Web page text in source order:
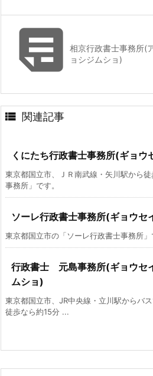
相京行政書士事務所(
ョシジムショ)
 関連記事
くにたち行政書士事務所(ギョウ
東京都国立市、ＪＲ南武線・矢川駅から
事務所」です。
ソーレ行政書士事務所(ギョウセ
東京都国立市の「ソーレ行政書士事務所」
行政書士 元島事務所(ギョウセ
ムショ)
東京都国立市、JR中央線・立川駅からバ
徒歩なら約15分 ...